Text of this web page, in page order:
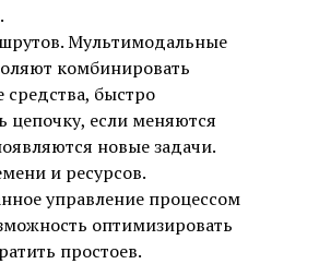
Мультимодальные
комбинировать
быстро
цепочку, если меняются
новые задачи.
и ресурсов.
управление процессом
оптимизировать
простоев.